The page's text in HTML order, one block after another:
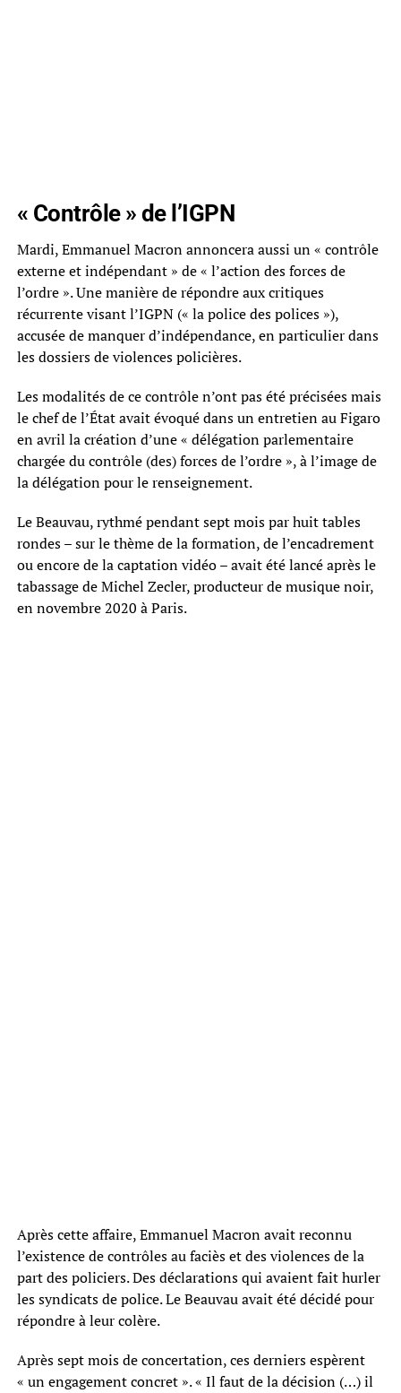
« Contrôle » de l’IGPN
Mardi, Emmanuel Macron annoncera aussi un « contrôle
externe et indépendant » de « l’action des forces de
l’ordre ». Une manière de répondre aux critiques
récurrente visant l’IGPN (« la police des polices »),
accusée de manquer d’indépendance, en particulier dans
les dossiers de violences policières.
Les modalités de ce contrôle n’ont pas été précisées mais
le chef de l’État avait évoqué dans un entretien au Figaro
en avril la création d’une « délégation parlementaire
chargée du contrôle (des) forces de l’ordre », à l’image de
la délégation pour le renseignement.
Le Beauvau, rythmé pendant sept mois par huit tables
rondes – sur le thème de la formation, de l’encadrement
ou encore de la captation vidéo – avait été lancé après le
tabassage de Michel Zecler, producteur de musique noir,
en novembre 2020 à Paris.
Après cette affaire, Emmanuel Macron avait reconnu
l’existence de contrôles au faciès et des violences de la
part des policiers. Des déclarations qui avaient fait hurler
les syndicats de police. Le Beauvau avait été décidé pour
répondre à leur colère.
Après sept mois de concertation, ces derniers espèrent
« un engagement concret ». « Il faut de la décision (…) il